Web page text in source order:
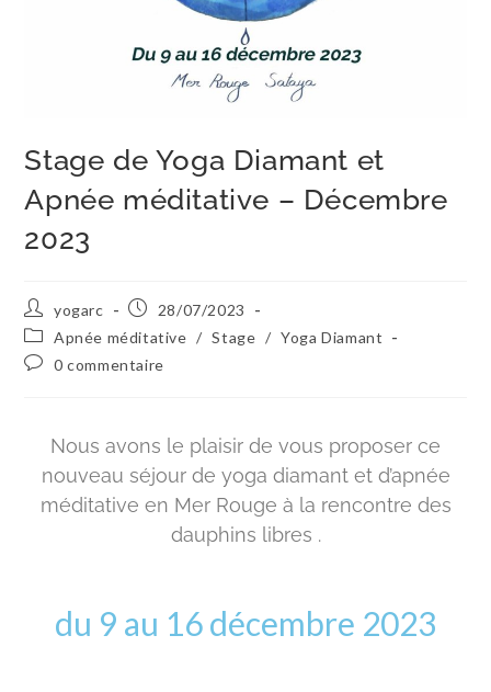
Stage de Yoga Diamant et
Apnée méditative – Décembre
2023
yogarc
28/07/2023
Apnée méditative / Stage / Yoga Diamant
0 commentaire
Nous avons le plaisir de vous proposer ce
nouveau séjour de yoga diamant et d’apnée
méditative en Mer Rouge à la rencontre des
dauphins libres .
du 9 au 16 décembre 2023